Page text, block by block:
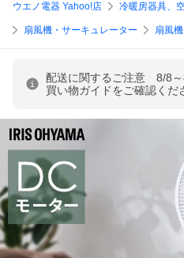
ウエノ電器 Yahoo!店 冷暖房器具、
扇風機・サーキュレーター 扇風機
配送に関するご注意 8/8～
買い物ガイドをご確認くだ